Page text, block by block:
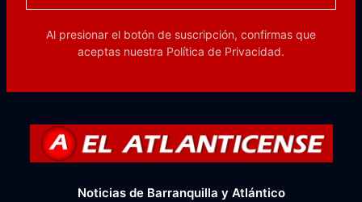
Al presionar el botón de suscripción, confirmas que
aceptas nuestra Política de Privacidad.
Noticias de Barranquilla y Atlántico